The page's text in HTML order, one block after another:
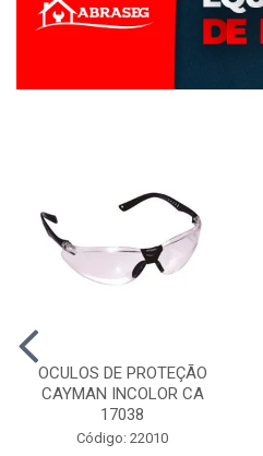
OCULOS DE PROTEÇÃO
CAYMAN INCOLOR CA
17038
Código: 22010